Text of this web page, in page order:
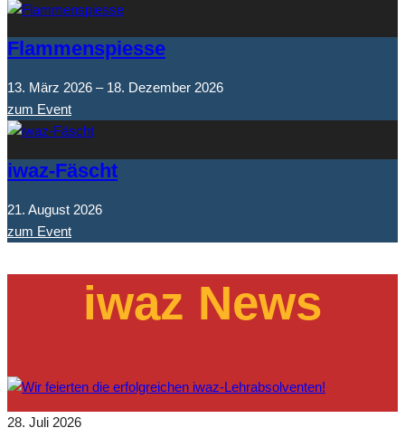
Flammenspiesse
13. März 2026 – 18. Dezember 2026
zum Event
iwaz-Fäscht
21. August 2026
zum Event
iwaz News
28. Juli 2026